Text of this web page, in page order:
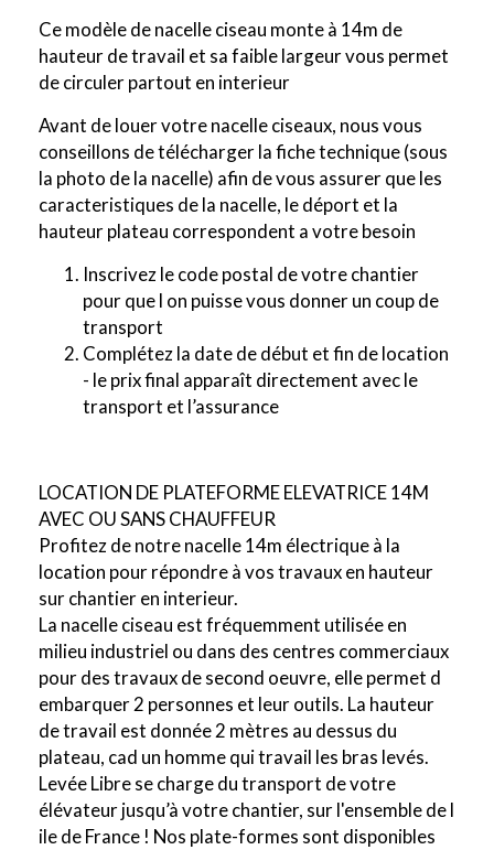
Ce modèle de nacelle ciseau monte à 14m de
hauteur de travail et sa faible largeur vous permet
de circuler partout en interieur
Avant de louer votre nacelle ciseaux, nous vous
conseillons de télécharger la fiche technique (sous
la photo de la nacelle) afin de vous assurer que les
caracteristiques de la nacelle, le déport et la
hauteur plateau correspondent a votre besoin
Inscrivez le code postal de votre chantier
pour que l on puisse vous donner un coup de
transport
Complétez la date de début et fin de location
- le prix final apparaît directement avec le
transport et l’assurance
LOCATION DE PLATEFORME ELEVATRICE 14M
AVEC OU SANS CHAUFFEUR
Profitez de notre nacelle 14m électrique à la
location pour répondre à vos travaux en hauteur
sur chantier en interieur.
La nacelle ciseau est fréquemment utilisée en
milieu industriel ou dans des centres commerciaux
pour des travaux de second oeuvre, elle permet d
embarquer 2 personnes et leur outils. La hauteur
de travail est donnée 2 mètres au dessus du
plateau, cad un homme qui travail les bras levés.
Levée Libre se charge du transport de votre
élévateur jusqu’à votre chantier, sur l'ensemble de l
ile de France ! Nos plate-formes sont disponibles